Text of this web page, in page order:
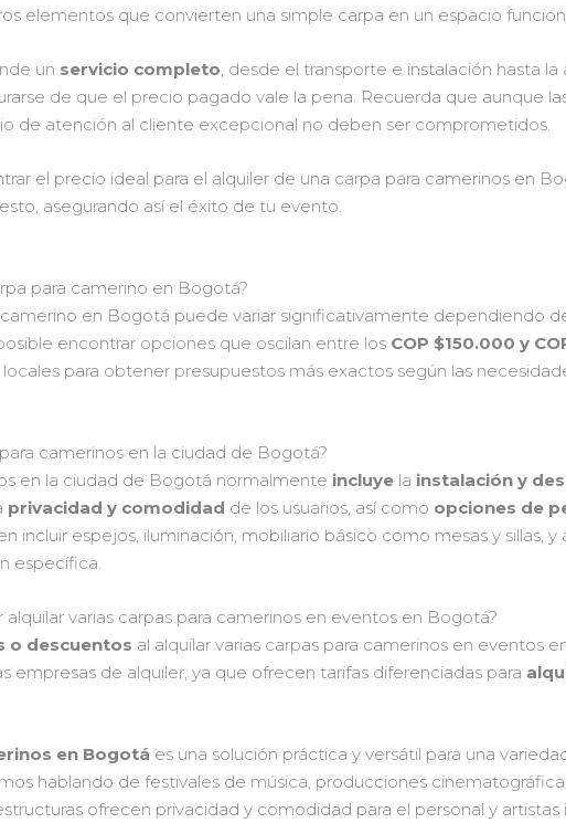
elementos que convierten una simple carpa en un espacio
un servicio completo, desde el transporte e instalación hasta la
de que el precio pagado vale la pena. Recuerda que aunque
de atención al cliente excepcional no deben ser comprometidos.
el precio ideal para el alquiler de una carpa para camerinos en
asegurando así el éxito de tu evento.
para camerino en Bogotá?
en Bogotá puede variar significativamente dependiendo
encontrar opciones que oscilan entre los COP $150.000 y
para obtener presupuestos más exactos según las
camerinos en la ciudad de Bogotá?
en la ciudad de Bogotá normalmente incluye la instalación y
privacidad y comodidad de los usuarios, así como opciones de
incluir espejos, iluminación, mobiliario básico como mesas y sillas, y
específica.
varias carpas para camerinos en eventos en Bogotá?
o descuentos al alquilar varias carpas para camerinos en eventos
de alquiler, ya que ofrecen tarifas diferenciadas para
en Bogotá es una solución práctica y versátil para una
hablando de festivales de música, producciones
ofrecen privacidad y comodidad para el personal y artistas